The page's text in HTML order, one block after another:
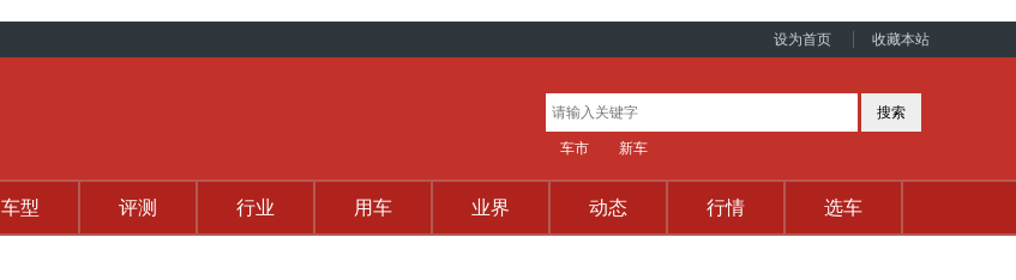
设为首页 收藏本站
车市 新车
车型 评测 行业 用车 业界 动态 行情 选车